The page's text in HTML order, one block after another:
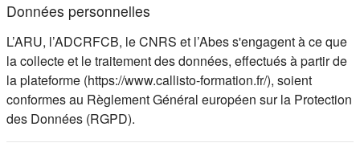
Données personnelles
L’ARU, l’ADCRFCB, le CNRS et l’Abes s'engagent à ce que
la collecte et le traitement des données, effectués à partir de
la plateforme (https://www.callisto-formation.fr/), soient
conformes au Règlement Général européen sur la Protection
des Données (RGPD).